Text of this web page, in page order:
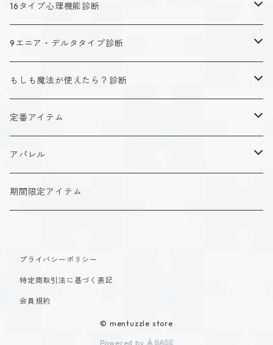
16タイプ心理機能診断
キャラクタータイプ
ISTJ（新田 理央）
ISFJ（花園 明日香）
INFP（夜月 夢乃）
定番アイテム
アクリルストラップ
アクリルスタンド
9エニア・デルタタイプ診断
キャラクタータイプ
タイプ１-正す人
タイプ２-助ける人
ホーリーデザイン
ダークデザイン
定番アイテム
アクリルスタンド
マグカップ
もしも魔法が使えたら？診断
魔法スタイル
生命魔法~Vitality~
自然魔法~Elemental~
創造魔法~Genesis~
αシリーズ
βシリーズ
アクリルストラップ
アクリルスタンド
定番アイテム
アクリルストラップ
アクリルスタンド
アパレル
Tシャツ
パーカー
期間限定アイテム
プライバシーポリシー
特定商取引法に基づく表記
会員規約
© mentuzzle store
Powered by